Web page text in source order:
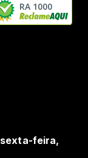
RA 1000
sexta-feira,